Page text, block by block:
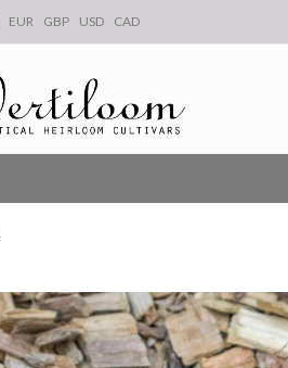
EUR GBP USD CAD